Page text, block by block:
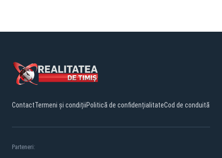
ContactTermeni și condițiiPolitică de confidențialitateCod de conduită
Parteneri: